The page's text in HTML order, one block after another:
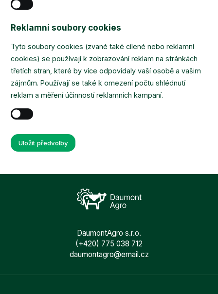
Reklamní soubory cookies
Tyto soubory cookies (zvané také cílené nebo reklamní
cookies) se používají k zobrazování reklam na stránkách
třetích stran, které by více odpovídaly vaší osobě a vašim
zájmům. Používají se také k omezení počtu shlédnutí
reklam a měření účinností reklamních kampaní.
Uložit předvolby
DaumontAgro s.r.o.
(+420) 775 038 712
daumontagro@email.cz